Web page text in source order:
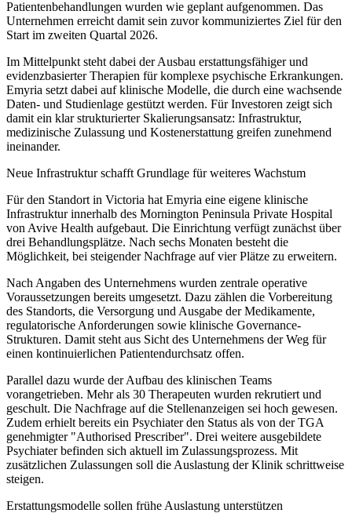
Patientenbehandlungen wurden wie geplant aufgenommen. Das
Unternehmen erreicht damit sein zuvor kommuniziertes Ziel für den
Start im zweiten Quartal 2026.
Im Mittelpunkt steht dabei der Ausbau erstattungsfähiger und
evidenzbasierter Therapien für komplexe psychische Erkrankungen.
Emyria setzt dabei auf klinische Modelle, die durch eine wachsende
Daten- und Studienlage gestützt werden. Für Investoren zeigt sich
damit ein klar strukturierter Skalierungsansatz: Infrastruktur,
medizinische Zulassung und Kostenerstattung greifen zunehmend
ineinander.
Neue Infrastruktur schafft Grundlage für weiteres Wachstum
Für den Standort in Victoria hat Emyria eine eigene klinische
Infrastruktur innerhalb des Mornington Peninsula Private Hospital
von Avive Health aufgebaut. Die Einrichtung verfügt zunächst über
drei Behandlungsplätze. Nach sechs Monaten besteht die
Möglichkeit, bei steigender Nachfrage auf vier Plätze zu erweitern.
Nach Angaben des Unternehmens wurden zentrale operative
Voraussetzungen bereits umgesetzt. Dazu zählen die Vorbereitung
des Standorts, die Versorgung und Ausgabe der Medikamente,
regulatorische Anforderungen sowie klinische Governance-
Strukturen. Damit steht aus Sicht des Unternehmens der Weg für
einen kontinuierlichen Patientendurchsatz offen.
Parallel dazu wurde der Aufbau des klinischen Teams
vorangetrieben. Mehr als 30 Therapeuten wurden rekrutiert und
geschult. Die Nachfrage auf die Stellenanzeigen sei hoch gewesen.
Zudem erhielt bereits ein Psychiater den Status als von der TGA
genehmigter "Authorised Prescriber". Drei weitere ausgebildete
Psychiater befinden sich aktuell im Zulassungsprozess. Mit
zusätzlichen Zulassungen soll die Auslastung der Klinik schrittweise
steigen.
Erstattungsmodelle sollen frühe Auslastung unterstützen